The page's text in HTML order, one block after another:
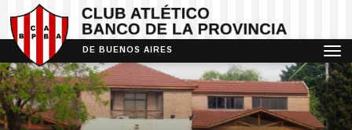
DE BUENOS AIRES
PORTADA
INSTITUCIONAL
AUTORIDADES
ACTIVIDADES
Guardando
Un momento por favor...